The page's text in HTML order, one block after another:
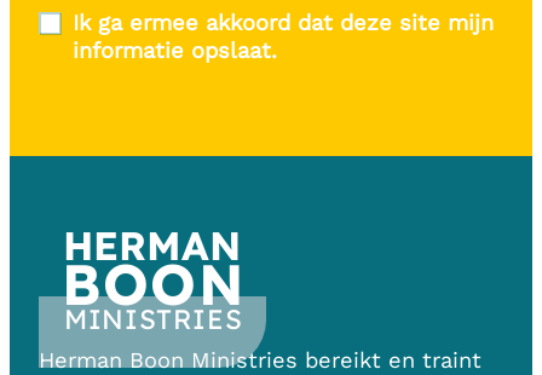
Ik ga ermee akkoord dat deze site mijn
informatie opslaat.
MINISTRIES
BOON
HERMAN
Herman Boon Ministries bereikt en traint